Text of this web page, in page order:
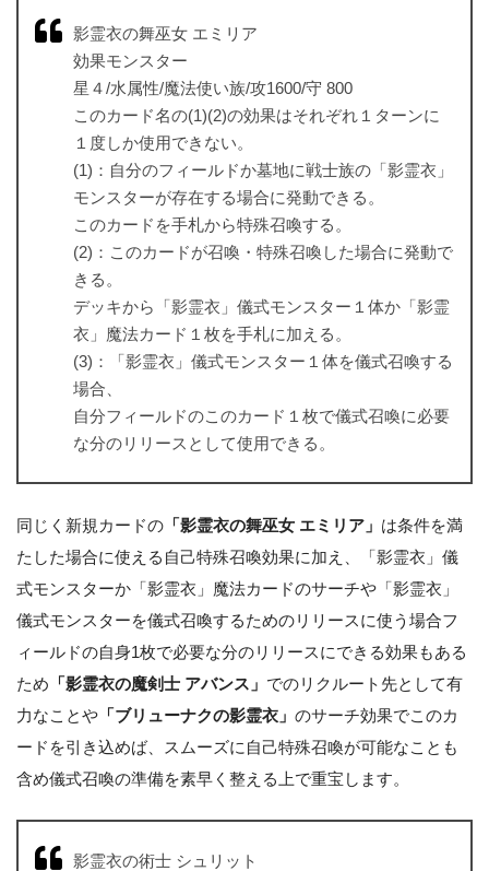
影霊衣の舞巫女 エミリア
効果モンスター
星４/水属性/魔法使い族/攻1600/守 800
このカード名の(1)(2)の効果はそれぞれ１ターンに
１度しか使用できない。
(1)：自分のフィールドか墓地に戦士族の「影霊衣」
モンスターが存在する場合に発動できる。
このカードを手札から特殊召喚する。
(2)：このカードが召喚・特殊召喚した場合に発動で
きる。
デッキから「影霊衣」儀式モンスター１体か「影霊
衣」魔法カード１枚を手札に加える。
(3)：「影霊衣」儀式モンスター１体を儀式召喚する
場合、
自分フィールドのこのカード１枚で儀式召喚に必要
な分のリリースとして使用できる。
同じく新規カードの 「影霊衣の舞巫女 エミリア」 は条件を満
たした場合に使える自己特殊召喚効果に加え、「影霊衣」儀
式モンスターか「影霊衣」魔法カードのサーチや「影霊衣」
儀式モンスターを儀式召喚するためのリリースに使う場合フ
ィールドの自身1枚で必要な分のリリースにできる効果もある
ため 「影霊衣の魔剣士 アバンス」 でのリクルート先として有
力なことや 「ブリューナクの影霊衣」 のサーチ効果でこのカ
ードを引き込めば、スムーズに自己特殊召喚が可能なことも
含め儀式召喚の準備を素早く整える上で重宝します。
影霊衣の術士 シュリット